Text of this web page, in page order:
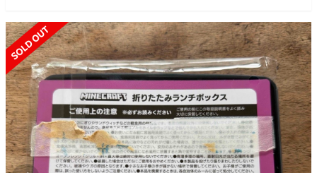
SOLD OUT